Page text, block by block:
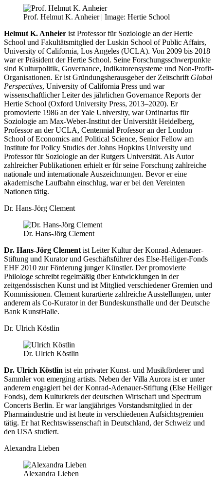
Prof. Helmut K. Anheier | Image: Hertie School
Helmut K. Anheier ist Professor für Soziologie an der Hertie
School und Fakultätsmitglied der Luskin School of Public Affairs,
University of California, Los Angeles (UCLA). Von 2009 bis 2018
war er Präsident der Hertie School. Seine Forschungsschwerpunkte
sind Kulturpolitik, Governance, Indikatorensysteme und Non-Profit-
Organisationen. Er ist Gründungsherausgeber der Zeitschrift Global
Perspectives, University of California Press und war
wissenschaftlicher Leiter des jährlichen Governance Reports der
Hertie School (Oxford University Press, 2013–2020). Er
promovierte 1986 an der Yale University, war Ordinarius für
Soziologie am Max-Weber-Institut der Universität Heidelberg,
Professor an der UCLA, Centennial Professor an der London
School of Economics and Political Science, Senior Fellow am
Institute for Policy Studies der Johns Hopkins University und
Professor für Soziologie an der Rutgers Universität. Als Autor
zahlreicher Publikationen erhielt er für seine Forschung zahlreiche
nationale und internationale Auszeichnungen. Bevor er eine
akademische Laufbahn einschlug, war er bei den Vereinten
Nationen tätig.
Dr. Hans-Jörg Clement
Dr. Hans-Jörg Clement
Dr. Hans-Jörg Clement ist Leiter Kultur der Konrad-Adenauer-
Stiftung und Kurator und Geschäftsführer des Else-Heiliger-Fonds
EHF 2010 zur Förderung junger Künstler. Der promovierte
Philologe schreibt regelmäßig über Entwicklungen in der
zeitgenössischen Kunst und ist Mitglied verschiedener Gremien und
Kommissionen. Clement kurartierte zahlreiche Ausstellungen, unter
anderem als Co-Kurator in der Bundeskunsthalle und der Deutsche
Bank KunstHalle.
Dr. Ulrich Köstlin
Dr. Ulrich Köstlin
Dr. Ulrich Köstlin ist ein privater Kunst- und Musikförderer und
Sammler von emerging artists. Neben der Villa Aurora ist er unter
anderem engagiert bei der Konrad-Adenauer-Stiftung (Else Heiliger
Fonds), dem Kulturkreis der deutschen Wirtschaft und Spectrum
Concerts Berlin. Er war langjähriges Vorstandsmitglied in der
Pharmaindustrie und ist heute in verschiedenen Aufsichtsgremien
tätig. Er hat Rechtswissenschaft in Deutschland, der Schweiz und
den USA studiert.
Alexandra Lieben
Alexandra Lieben